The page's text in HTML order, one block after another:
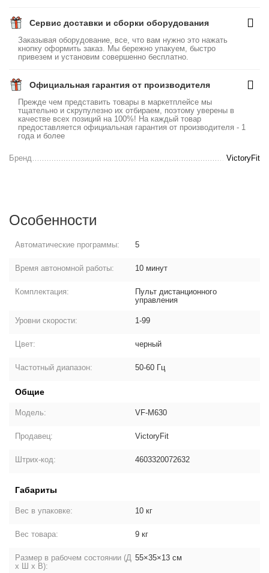
Сервис доставки и сборки оборудования
Заказывая оборудование, все, что вам нужно это нажать
кнопку оформить заказ. Мы бережно упакуем, быстро
привезем и установим совершенно бесплатно.
Официальная гарантия от производителя
Прежде чем представить товары в маркетплейсе мы
тщательно и скрупулезно их отбираем, поэтому уверены в
качестве всех позиций на 100%! На каждый товар
предоставляется официальная гарантия от производителя - 1
года и более
Бренд VictoryFit
Особенности
Автоматические программы: 5
Время автономной работы: 10 минут
Комплектация:
Пульт дистанционного
управления
Уровни скорости: 1-99
Цвет: черный
Частотный диапазон: 50-60 Гц
Общие
Модель: VF-M630
Продавец: VictoryFit
Штрих-код: 4603320072632
Габариты
Вес в упаковке: 10 кг
Вес товара: 9 кг
Размер в рабочем состоянии (Д
х Ш х В):
55×35×13 см